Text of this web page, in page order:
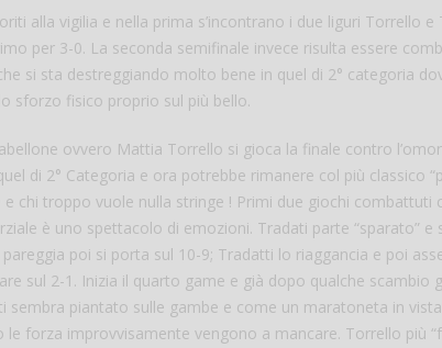
alla vigilia e nella prima s’incontrano i due liguri Torrello e
per 3-0. La seconda semifinale invece risulta essere
si sta destreggiando molto bene in quel di 2° categoria
sforzo fisico proprio sul più bello.
ovvero Mattia Torrello si gioca la finale contro
di 2° Categoria e ora potrebbe rimanere col più classico
chi troppo vuole nulla stringe ! Primi due giochi combattuti
è uno spettacolo di emozioni. Tradati parte “sparato” e
poi si porta sul 10-9; Tradatti lo riaggancia e poi
sul 2-1. Inizia il quarto game e già dopo qualche scambio
piantato sulle gambe e come un maratoneta in
forza improvvisamente vengono a mancare. Torrello più